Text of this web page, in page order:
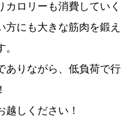
ロリーも消費していく
方にも大きな筋肉を鍛え
ありながら、低負荷で行
しください！